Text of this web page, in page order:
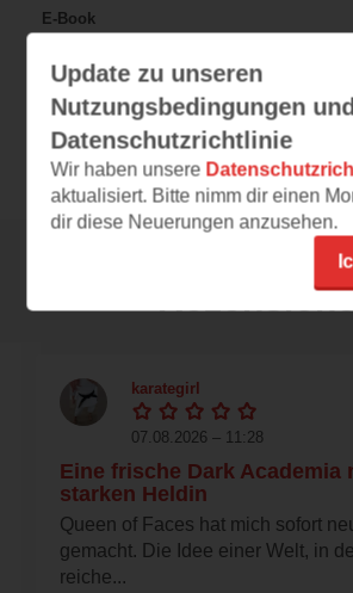
E-Book
Preis
Format
karategirl
07.08.2026 – 11:28
Eine frische Dark Academia
starken Heldin
Queen of Faces hat mich sofort
gemacht. Die Idee einer Welt, in
reiche...
Update zu unseren
Nutzungsbedingungen
Datenschutzrichtlinie
Wir haben unsere
aktualisiert. Bitte nimm dir einen
dir diese Neuerungen anzusehen.